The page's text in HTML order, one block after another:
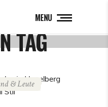
MENU
TAG
& Leute